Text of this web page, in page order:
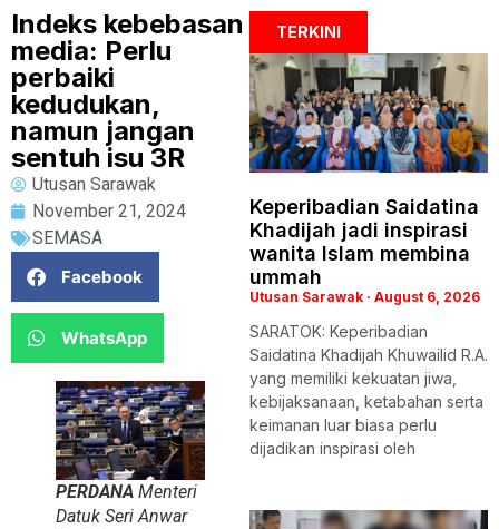
Indeks kebebasan
media: Perlu
perbaiki
kedudukan,
namun jangan
sentuh isu 3R
Utusan Sarawak
November 21, 2024
SEMASA
Facebook
WhatsApp
PERDANA Menteri
Datuk Seri Anwar
TERKINI
Keperibadian Saidatina
Khadijah jadi inspirasi
wanita Islam membina
ummah
Utusan Sarawak August 6, 2026
SARATOK: Keperibadian
Saidatina Khadijah Khuwailid R.A.
yang memiliki kekuatan jiwa,
kebijaksanaan, ketabahan serta
keimanan luar biasa perlu
dijadikan inspirasi oleh